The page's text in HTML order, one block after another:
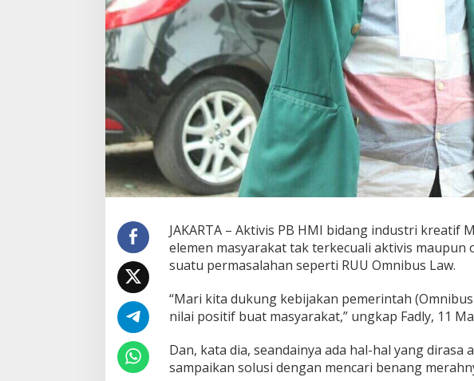
t
i
i
H
M
I
:
J
a
n
g
a
T
e
p
n
g
u
h
JAKARTA – Aktivis PB HMI bidang industri kreatif
elemen masyarakat tak terkecuali aktivis maupun
suatu permasalahan seperti RUU Omnibus Law.
“Mari kita dukung kebijakan pemerintah
nilai positif buat masyarakat,” ungkap Fadly, 11
Dan, kata dia, seandainya ada hal-hal yang dirasa
sampaikan solusi dengan mencari benang